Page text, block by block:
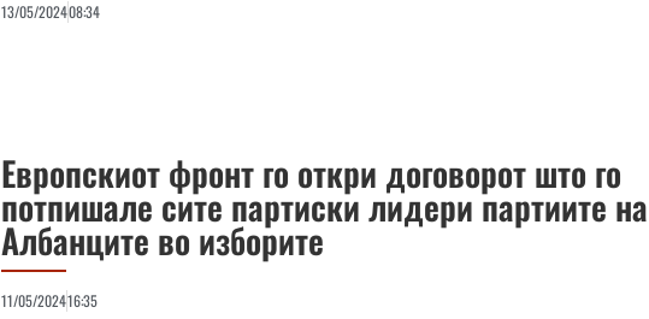
13/05/202408:34
Европскиот фронт го откри договорот што го
потпишале сите партиски лидери партиите на
Албанците во изборите
11/05/202416:35